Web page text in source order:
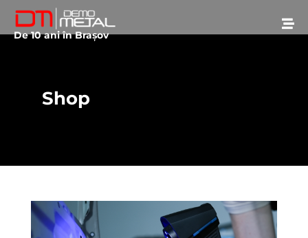
De 10 ani în Brașov
Shop